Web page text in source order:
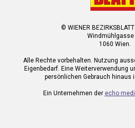
© WIENER
Windmühlgasse
1060 Wien.
Alle Rechte vorbehalten. Nutzung
Eigenbedarf. Eine Weiterverwendung
persönlichen Gebrauch hinaus
Ein Unternehmen der echo